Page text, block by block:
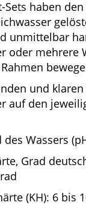
Sets haben
unmittelbar
oder mehrere
und
auf den
des Wassers
Grad
(KH): 6 bis